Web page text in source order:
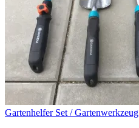
Gartenhelfer Set / Gartenwerkzeug